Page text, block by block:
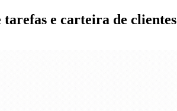
e carteira de clientes